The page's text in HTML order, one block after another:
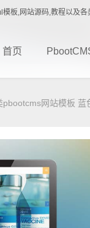
板,网站源码,教程以及各
首页
pbootcms网站模板 蓝